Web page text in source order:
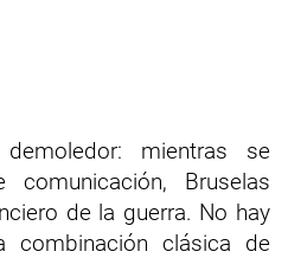
mientras se
Bruselas
de la guerra. No hay
combinación clásica de